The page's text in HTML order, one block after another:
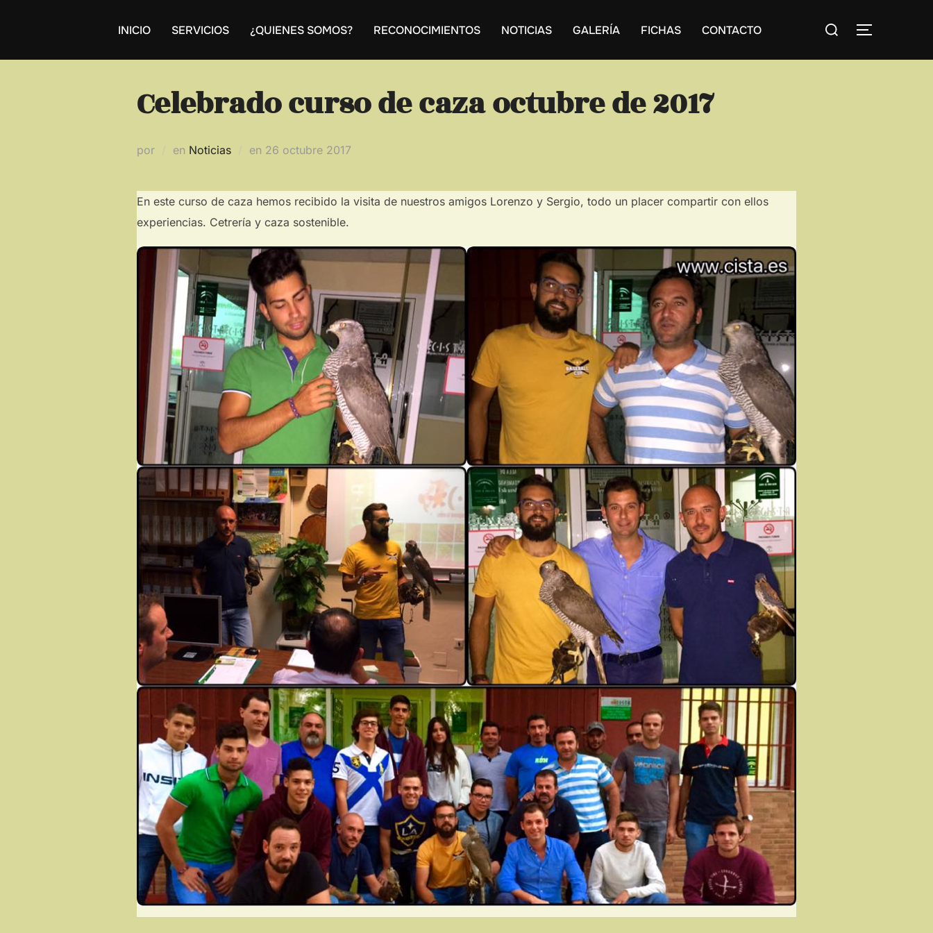
INICIO SERVICIOS ¿QUIENES SOMOS? RECONOCIMIENTOS NOTICIAS GALERÍA FICHAS CONTACTO
Buscar:
Celebrado curso de caza octubre de 2017
por en Noticias en Publicado
26 octubre 2017
En este curso de caza hemos recibido la visita de nuestros amigos Lorenzo y Sergio, todo un placer compartir con ellos
experiencias. Cetrería y caza sostenible.